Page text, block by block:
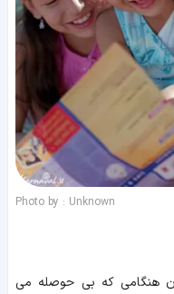
Photo by : Unknown
هنگامی که بی حوصله می